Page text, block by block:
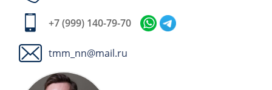
+7 (999) 140-79-70
tmm_nn@mail.ru